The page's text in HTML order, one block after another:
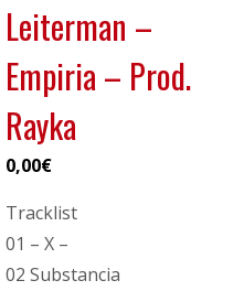
Leiterman –
Empiria – Prod.
Rayka
0,00€
Tracklist
01 – X –
02 Substancia